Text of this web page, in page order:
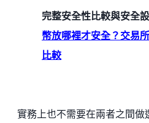
完整安全性比較與安全
幣放哪裡才安全？交易
比較
實務上也不需要在兩者之間